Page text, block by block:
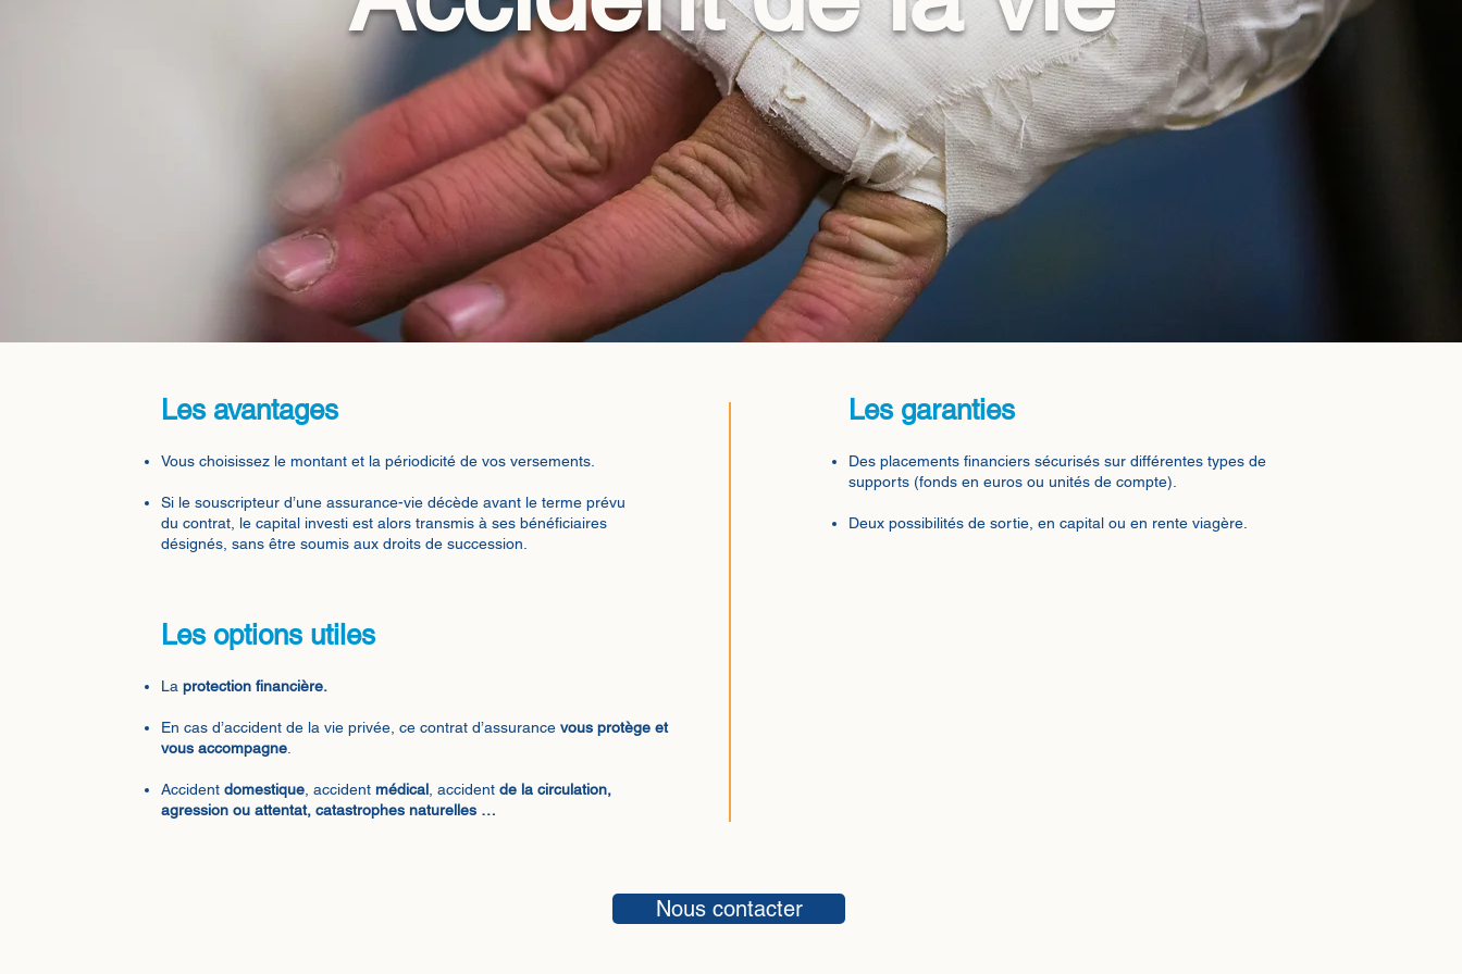
Les avantages
Vous choisissez le montant et la périodicité de vos versements.
Si le souscripteur d’une assurance-vie décède avant le terme prévu
du contrat, le capital investi est alors transmis à ses bénéficiaires
désignés, sans être soumis aux droits de succession.
Les options utiles
La protection financière.
En cas d’accident de la vie privée, ce contrat d’assurance vous protège et
vous accompagne
Accident domestique , accident médical , accident de la circulation,
agression ou attentat, catastrophes naturelles …
Les garanties
Des placements financiers sécurisés sur différentes types de
supports (fonds en euros ou unités de compte).
Deux possibilités de sortie, en capital ou en rente viagère.
Nous contacter